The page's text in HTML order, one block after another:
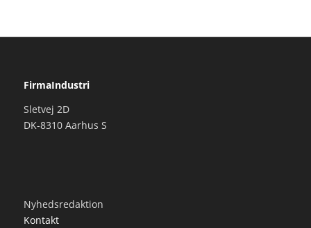
FirmaIndustri
Sletvej 2D
DK-8310 Aarhus S
Nyhedsredaktion
Kontakt